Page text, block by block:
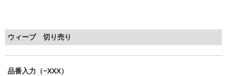
ウィーブ 切り売り
品番入力（−XXX）